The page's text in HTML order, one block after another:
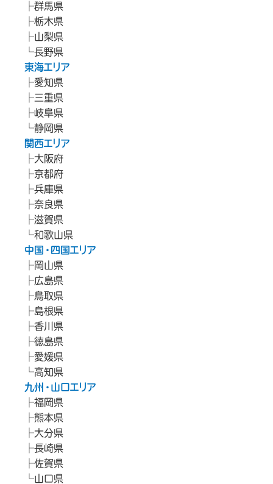
群馬県
栃木県
山梨県
長野県
東海エリア
愛知県
三重県
岐阜県
静岡県
関西エリア
大阪府
京都府
兵庫県
奈良県
滋賀県
和歌山県
中国・四国エリア
岡山県
広島県
鳥取県
島根県
香川県
徳島県
愛媛県
高知県
九州・山口エリア
福岡県
熊本県
大分県
長崎県
佐賀県
山口県